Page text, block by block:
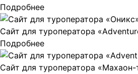
Подробнее
Сайт для туроператора
Подробнее
Сайт для туроператора «Махаон-